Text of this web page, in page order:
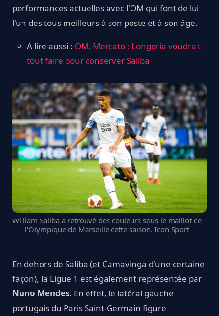
performances actuelles avec l'OM qui font de lui
l'un des tous meilleurs à son poste et à son âge.
A lire aussi : OM, Mercato : Longoria voudrait
tout faire pour conserver Saliba
William Saliba a retrouvé des couleurs sous le maillot de
l'Olympique de Marseille cette saison. Icon Sport
En dehors de Saliba (et Camavinga d'une certaine
façon), la Ligue 1 est également représentée par
Nuno Mendes. En effet, le latéral gauche
portugais du Paris Saint-Germain figure